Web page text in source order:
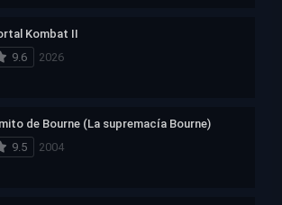
Kombat II
9.6
2026
de Bourne (La supremacía Bourne)
9.5
2004